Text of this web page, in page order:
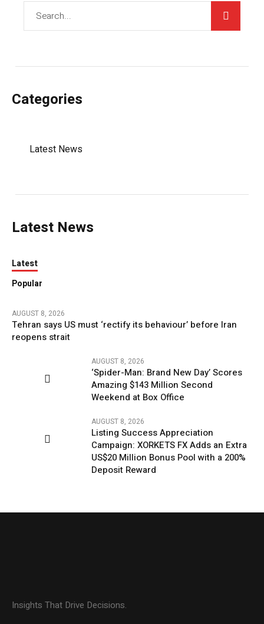
Categories
Latest News
Latest News
Latest
Popular
AUGUST 8, 2026
Tehran says US must ‘rectify its behaviour’ before Iran
reopens strait
AUGUST 8, 2026
‘Spider-Man: Brand New Day’ Scores
Amazing $143 Million Second
Weekend at Box Office
AUGUST 8, 2026
Listing Success Appreciation
Campaign: XORKETS FX Adds an Extra
US$20 Million Bonus Pool with a 200%
Deposit Reward
Insights That Drive Decisions.